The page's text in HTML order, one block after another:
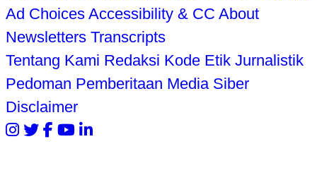
Ad Choices Accessibility & CC About
Newsletters Transcripts
Tentang Kami Redaksi Kode Etik Jurnalistik
Pedoman Pemberitaan Media Siber
Disclaimer